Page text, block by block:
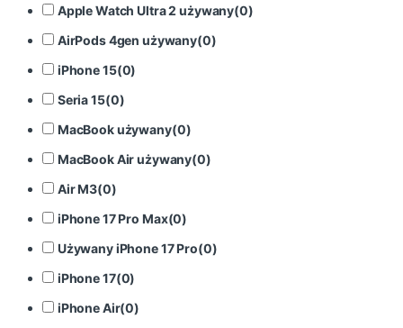
Apple Watch Ultra 2 używany(0)
AirPods 4gen używany(0)
iPhone 15(0)
Seria 15(0)
MacBook używany(0)
MacBook Air używany(0)
Air M3(0)
iPhone 17 Pro Max(0)
Używany iPhone 17 Pro(0)
iPhone 17(0)
iPhone Air(0)